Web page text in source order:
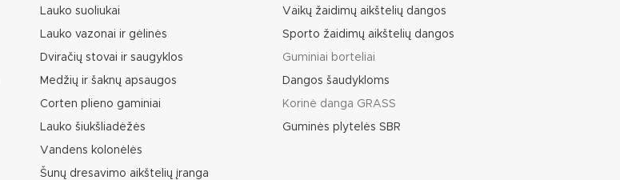
Lauko suoliukai
Lauko vazonai ir gėlinės
Dviračių stovai ir saugyklos
Medžių ir šaknų apsaugos
Corten plieno gaminiai
Lauko šiukšliadėžės
Vandens kolonėlės
Šunų dresavimo aikštelių įranga
Vaikų žaidimų aikštelių dangos
Sporto žaidimų aikštelių dangos
Guminiai borteliai
Dangos šaudykloms
Korinė danga GRASS
Guminės plytelės SBR